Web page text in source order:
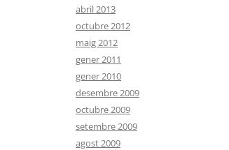
abril 2013
octubre 2012
maig 2012
gener 2011
gener 2010
desembre 2009
octubre 2009
setembre 2009
agost 2009